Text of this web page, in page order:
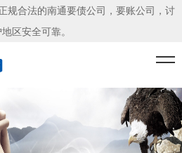
规合法的南通要债公司，要账公司，讨
区安全可靠。